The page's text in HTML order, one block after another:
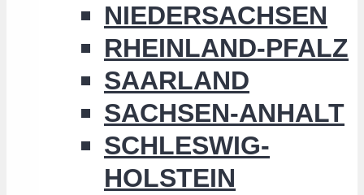
NIEDERSACHSEN
RHEINLAND-PFALZ
SAARLAND
SACHSEN-ANHALT
SCHLESWIG-
HOLSTEIN